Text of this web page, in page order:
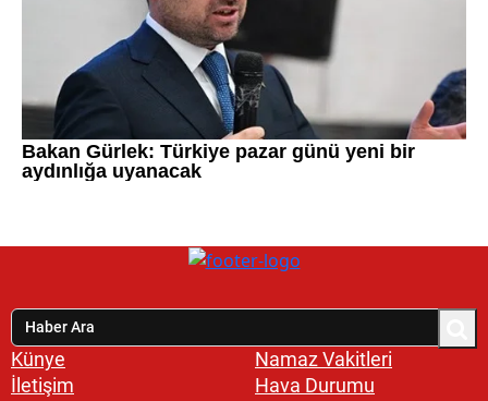
Künye
İletişim
Namaz Vakitleri
Hava Durumu